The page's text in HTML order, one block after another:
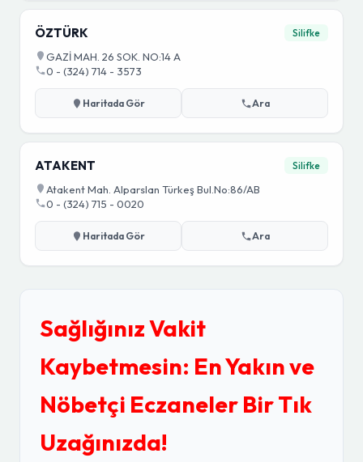
ÖZTÜRK Silifke
GAZİ MAH. 26 SOK. NO:14 A
0 - (324) 714 - 3573
Haritada Gör Ara
ATAKENT Silifke
Atakent Mah. Alparslan Türkeş Bul.No:86/AB
0 - (324) 715 - 0020
Haritada Gör Ara
Sağlığınız Vakit
Kaybetmesin: En Yakın ve
Nöbetçi Eczaneler Bir Tık
Uzağınızda!